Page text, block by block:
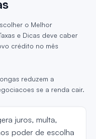
o Melhor
e Dicas deve caber
crédito no mês
reduzem a
se a renda cair.
juros, multa,
poder de escolha